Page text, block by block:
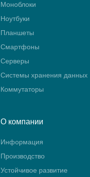
Моноблоки
Ноутбуки
Планшеты
Смартфоны
Серверы
Системы хранения данных
Коммутаторы
О компании
Информация
Производство
Устойчивое развитие